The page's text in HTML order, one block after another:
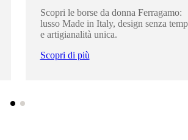
Scopri le borse da donna Ferragamo:
lusso Made in Italy, design senza
e artigianalità unica.
Scopri di più